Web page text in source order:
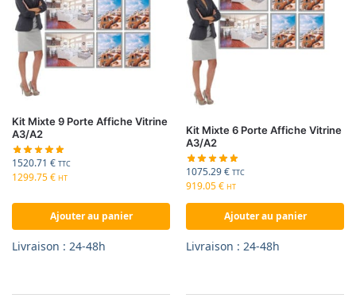
Kit Mixte 9 Porte Affiche Vitrine
A3/A2
1520.71 € TTC
1299.75€ HT
Ajouter au panier
Livraison : 24-48h
Kit Mixte 6 Porte Affiche Vitrine
A3/A2
1075.29€ TTC
919.05€ HT
Ajouter au panier
Livraison : 24-48h